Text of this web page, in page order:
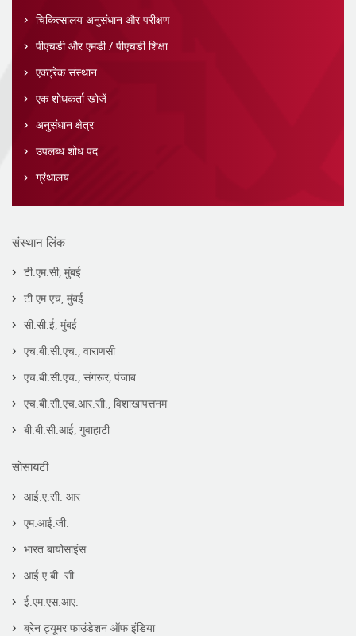
चिकित्सालय अनुसंधान और परीक्षण
पीएचडी और एमडी / पीएचडी शिक्षा
एक्ट्रेक संस्थान
एक शोधकर्ता खोजें
अनुसंधान क्षेत्र
उपलब्ध शोध पद
ग्रंथालय
संस्थान लिंक
टी.एम.सी, मुंबई
टी.एम.एच, मुंबई
सी.सी.ई, मुंबई
एच.बी.सी.एच., वाराणसी
एच.बी.सी.एच., संगरूर, पंजाब
एच.बी.सी.एच.आर.सी., विशाखापत्तनम
बी.बी.सी.आई, गुवाहाटी
सोसायटी
आई.ए.सी. आर
एम.आई.जी.
भारत बायोसाइंस
आई.ए.बी. सी.
ई.एम.एस.आए.
ब्रेन ट्यूमर फाउंडेशन ऑफ इंडिया